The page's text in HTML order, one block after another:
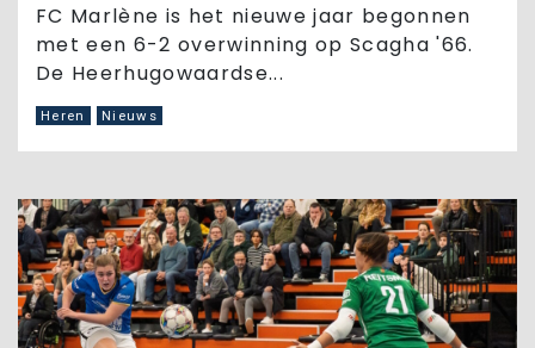
FC Marlène is het nieuwe jaar begonnen
met een 6-2 overwinning op Scagha '66.
De Heerhugowaardse...
Heren Nieuws